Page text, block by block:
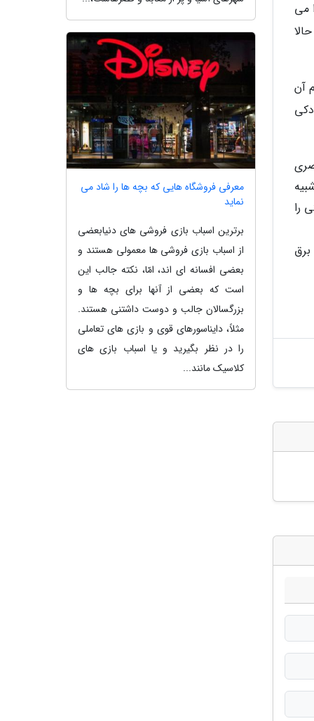
می
آن
را
معرفی فروشگاه هایی که بچه ها را شاد می
نماید
برترین اسباب بازی فروشی های دنیابعضی
از اسباب بازی فروشی ها معمولی هستند و
بعضی افسانه ای اند، امّا، نکته جالب این
است که بعضی از آنها برای بچه ها و
بزرگسالان جالب و دوست داشتنی هستند.
مثلاً، دایناسورهای قوی و بازی های تعاملی
را در نظر بگیرید و یا اسباب بازی های
کلاسیک مانند...